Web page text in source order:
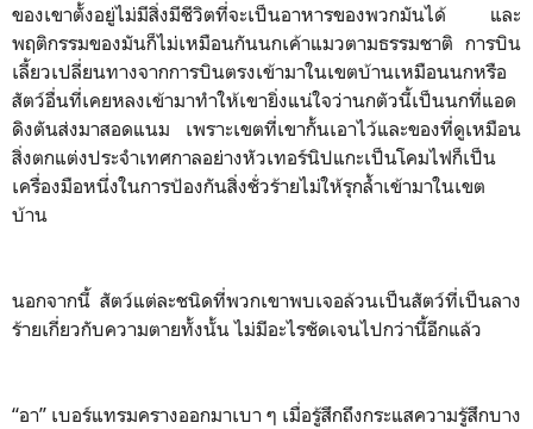
ของเขาตั้งอยู่ไม่มีสิ่งมีชีวิตที่จะเป็นอาหารของพวกมันได้ และ
พฤติกรรมของมันก็ไม่เหมือนกันนกเค้าแมวตามธรรมชาติ การบิน
เลี้ยวเปลี่ยนทางจากการบินตรงเข้ามาในเขตบ้านเหมือนนกหรือ
สัตว์อื่นที่เคยหลงเข้ามาทำให้เขายิ่งแน่ใจว่านกตัวนี้เป็นนกที่แอด
ดิงตันส่งมาสอดแนม เพราะเขตที่เขากั้นเอาไว้และของที่ดูเหมือน
สิ่งตกแต่งประจำเทศกาลอย่างหัวเทอร์นิปแกะเป็นโคมไฟก็เป็น
เครื่องมือหนึ่งในการป้องกันสิ่งชั่วร้ายไม่ให้รุกล้ำเข้ามาในเขต
บ้าน
นอกจากนี้ สัตว์แต่ละชนิดที่พวกเขาพบเจอล้วนเป็นสัตว์ที่เป็นลาง
ร้ายเกี่ยวกับความตายทั้งนั้น ไม่มีอะไรชัดเจนไปกว่านี้อีกแล้ว
“อา” เบอร์แทรมครางออกมาเบา ๆ เมื่อรู้สึกถึงกระแสความรู้สึกบาง